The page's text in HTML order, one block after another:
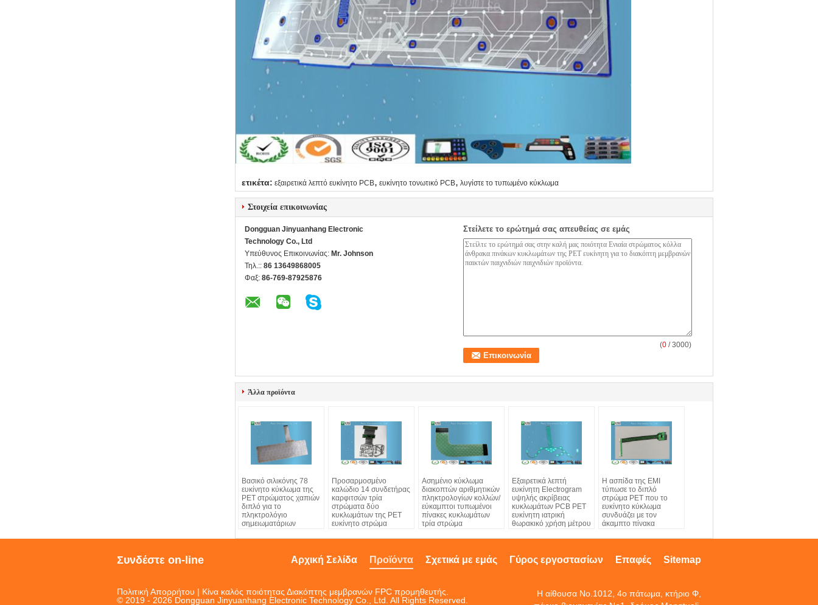
ετικέτα: εξαιρετικά λεπτό ευκίνητο PCB, ευκίνητο τονωτικό PCB, λυγίστε το τυπωμένο κύκλωμα
Στοιχεία επικοινωνίας
Dongguan Jinyuanhang Electronic
Technology Co., Ltd
Υπεύθυνος Επικοινωνίας: Mr. Johnson
Τηλ.:: 86 13649868005
Φαξ: 86-769-87925876
Στείλετε το ερώτημά σας απευθείας σε εμάς
(0 / 3000)
Άλλα προϊόντα
Βασικό σιλικόνης 78
ευκίνητο κύκλωμα της
PET στρώματος χαπιών
διπλό για το
πληκτρολόγιο
σημειωματάριων
Προσαρμοσμένο
καλώδιο 14 συνδετήρας
καρφιτσών τρία
στρώματα δύο
κυκλωμάτων της PET
ευκίνητο στρώμα
Ασημένιο κύκλωμα
διακοπτών αριθμητικών
πληκτρολογίων κολλών/
εύκαμπτοι τυπωμένοι
πίνακες κυκλωμάτων
τρία στρώμα
Εξαιρετικά λεπτή
ευκίνητη Electrogram
υψηλής ακρίβειας
κυκλωμάτων PCB PET
ευκίνητη ιατρική
θωρακικό χρήση μέτρου
Η ασπίδα της EMI
τύπωσε το διπλό
στρώμα PET που το
ευκίνητο κύκλωμα
συνδυάζει με τον
άκαμπτο πίνακα
Συνδέστε on-line Sitemap
Επαφές
Γύρος εργοστασίων
Σχετικά με εμάς
Προϊόντα
Αρχική Σελίδα
Πολιτική Απορρήτου | Κίνα καλός ποιότητας Διακόπτης μεμβρανών FPC προμηθευτής.
© 2019 - 2026 Dongguan Jinyuanhang Electronic Technology Co., Ltd. All Rights Reserved.
Η αίθουσα No.1012, 4ο πάτωμα, κτήριο Φ,